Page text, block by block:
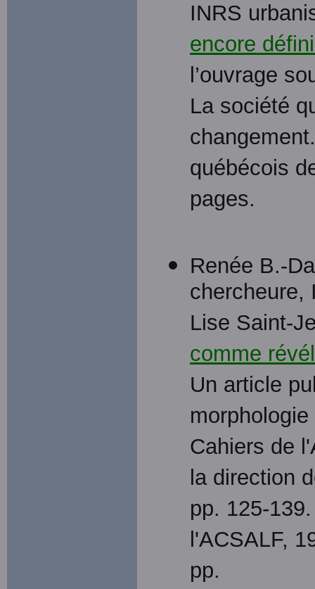
INRS
encore
l’ouvrage
La société
québécois
pages.
Renée B.-
chercheure,
Lise Saint-
comme
Un article
Cahiers de
la direction
pp. 125-
l'ACSALF,
pp.